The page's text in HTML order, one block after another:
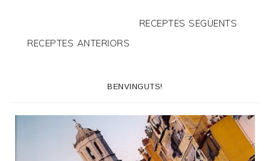
RECEPTES SEGÜENTS
RECEPTES ANTERIORS
BENVINGUTS!